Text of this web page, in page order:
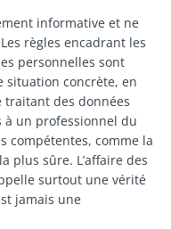
informative et ne
règles encadrant les
personnelles sont
situation concrète, en
traitant des données
à un professionnel du
compétentes, comme la
plus sûre. L’affaire des
surtout une vérité
jamais une